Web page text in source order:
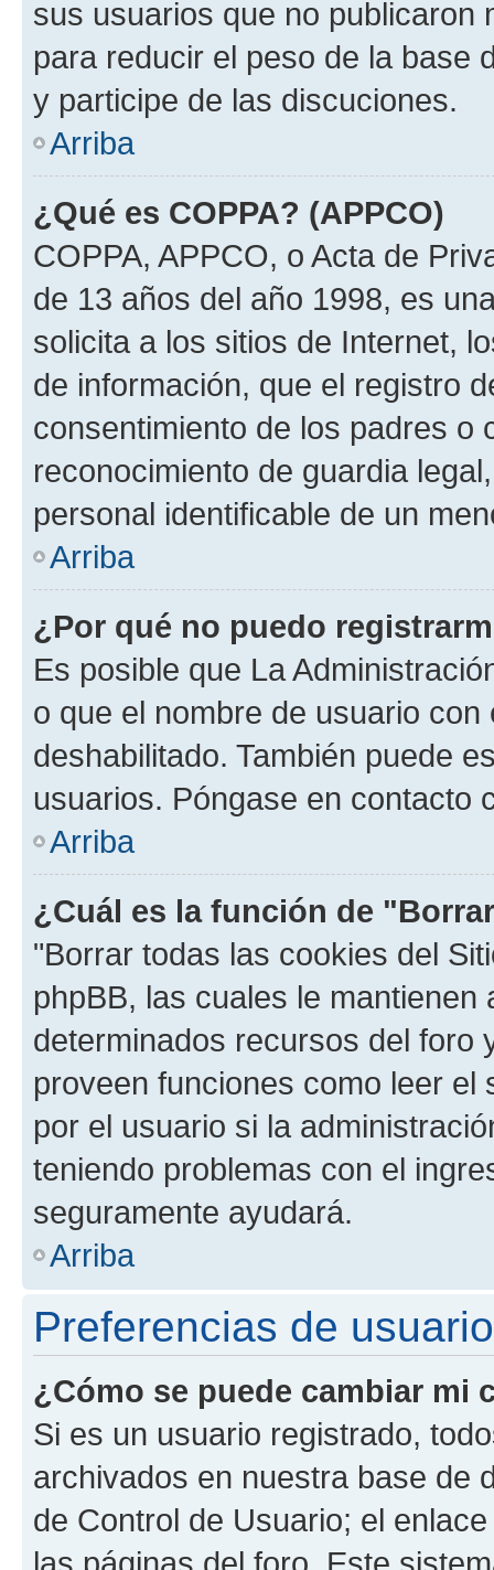
sus usuarios que no publicaron
para reducir el peso de la base
y participe de las discuciones.
Arriba
¿Qué es COPPA? (APPCO)
COPPA, APPCO, o Acta de
de 13 años del año 1998, es
solicita a los sitios de Internet,
de información, que el registro
consentimiento de los padres o
reconocimiento de guardia
personal identificable de un
Arriba
¿Por qué no puedo
Es posible que La
o que el nombre de usuario
deshabilitado. También puede
usuarios. Póngase en contacto
Arriba
¿Cuál es la función de
"Borrar todas las cookies del
phpBB, las cuales le
determinados recursos del foro
proveen funciones como leer el
por el usuario si la
teniendo problemas con el
seguramente ayudará.
Arriba
Preferencias de
¿Cómo se puede cambiar mi
Si es un usuario registrado,
archivados en nuestra base de
de Control de Usuario; el
las páginas del foro. Este